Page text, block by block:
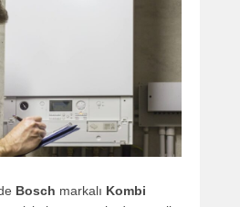
Bosch markalı Kombi